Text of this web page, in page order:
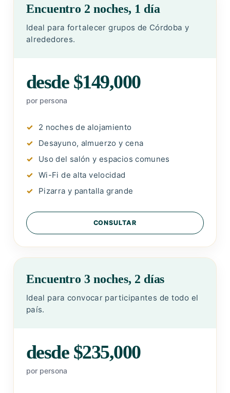
Encuentro 2 noches, 1 día
Ideal para fortalecer grupos de Córdoba y
alrededores.
desde $149,000
por persona
2 noches de alojamiento
Desayuno, almuerzo y cena
Uso del salón y espacios comunes
Wi-Fi de alta velocidad
Pizarra y pantalla grande
CONSULTAR
Encuentro 3 noches, 2 días
Ideal para convocar participantes de todo el
país.
desde $235,000
por persona